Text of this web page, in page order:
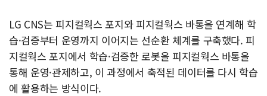
LG CNS는 피지컬웍스 포지와 피지컬웍스 바통을 연계해 학
습·검증부터 운영까지 이어지는 선순환 체계를 구축했다. 피
지컬웍스 포지에서 학습·검증한 로봇을 피지컬웍스 바통을
통해 운영·관제하고, 이 과정에서 축적된 데이터를 다시 학습
에 활용하는 방식이다.